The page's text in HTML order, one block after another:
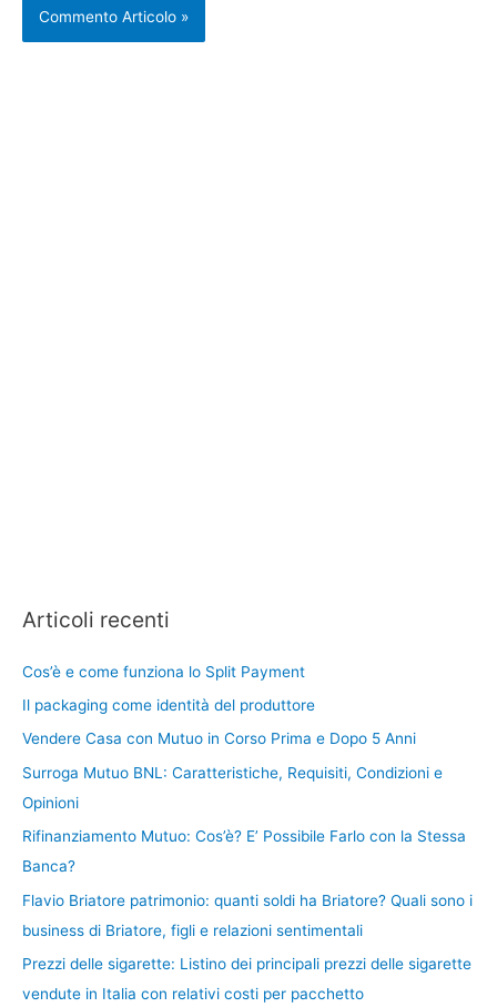
Articoli recenti
Cos’è e come funziona lo Split Payment
Il packaging come identità del produttore
Vendere Casa con Mutuo in Corso Prima e Dopo 5 Anni
Surroga Mutuo BNL: Caratteristiche, Requisiti, Condizioni e
Opinioni
Rifinanziamento Mutuo: Cos’è? E’ Possibile Farlo con la Stessa
Banca?
Flavio Briatore patrimonio: quanti soldi ha Briatore? Quali sono i
business di Briatore, figli e relazioni sentimentali
Prezzi delle sigarette: Listino dei principali prezzi delle sigarette
vendute in Italia con relativi costi per pacchetto